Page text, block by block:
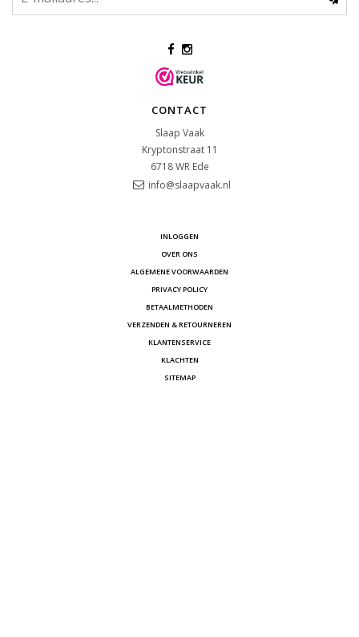
CONTACT
Slaap Vaak
Kryptonstraat 11
6718 WR Ede
info@slaapvaak.nl
INLOGGEN
OVER ONS
ALGEMENE VOORWAARDEN
PRIVACY POLICY
BETAALMETHODEN
VERZENDEN & RETOURNEREN
KLANTENSERVICE
KLACHTEN
SITEMAP